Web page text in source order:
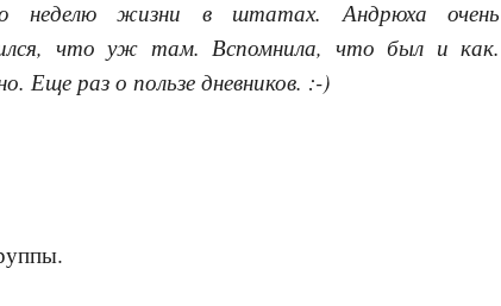
неделю жизни в штатах. Андрюха очень
что уж там. Вспомнила, что был и как.
Еще раз о пользе дневников. :-)